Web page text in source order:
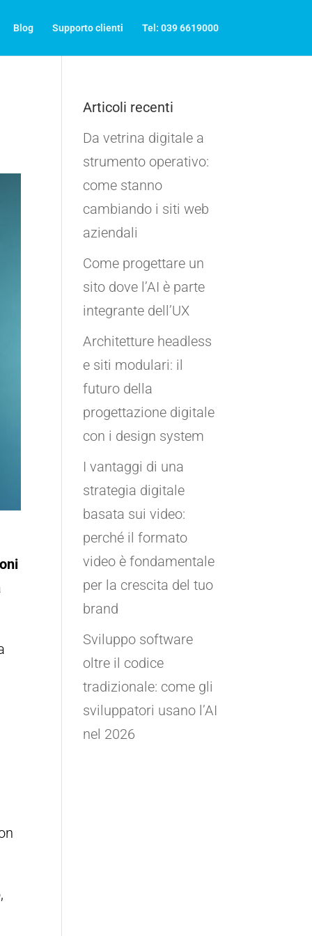
Blog Supporto clienti Tel: 039 6619000
Articoli recenti
Da vetrina digitale a
strumento operativo:
come stanno
cambiando i siti web
aziendali
Come progettare un
sito dove l’AI è parte
integrante dell’UX
Architetture headless
e siti modulari: il
futuro della
progettazione digitale
con i design system
I vantaggi di una
strategia digitale
basata sui video:
perché il formato
video è fondamentale
per la crescita del tuo
brand
Sviluppo software
oltre il codice
tradizionale: come gli
sviluppatori usano l’AI
nel 2026